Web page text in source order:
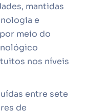
mantidas
e
meio do
nos níveis
entre sete
de